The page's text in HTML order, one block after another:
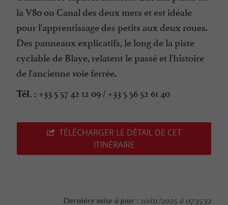
la V80 ou Canal des deux mers et est idéale
pour l'apprentissage des petits aux deux roues.
Des panneaux explicatifs, le long de la piste
cyclable de Blaye, relatent le passé et l'histoire
de l'ancienne voie ferrée.
Tél. : +33 5 57 42 12 09 / +33 5 56 52 61 40
TÉLÉCHARGER LE DÉTAIL DE CET
ITINÉRAIRE
Dernière mise à jour : 10/01/2025 à 07:35:32